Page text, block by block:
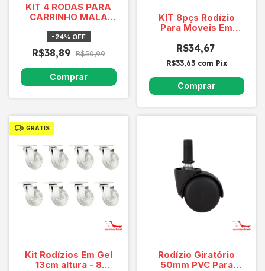
KIT 4 RODAS PARA
CARRINHO MALA
BRANCA
-24% OFF
R$38,89 R$50,99
KIT 8pçs Rodízio
Para Moveis Em
ARARA Bucha 1/2
R$34,67
R$33,63 com Pix
GRÁTIS
Kit Rodízios Em Gel
13cm altura - 8
Rodízio Giratório
50mm PVC Para